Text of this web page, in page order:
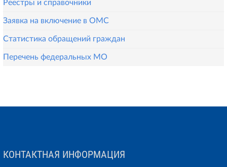
Реестры и справочники
Заявка на включение в ОМС
Статистика обращений граждан
Перечень федеральных МО
КОНТАКТНАЯ ИНФОРМАЦИЯ